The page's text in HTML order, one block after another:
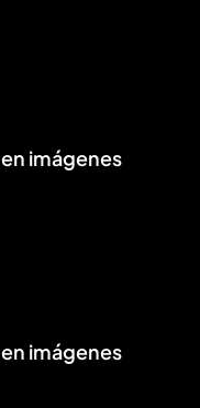
imágenes
imágenes